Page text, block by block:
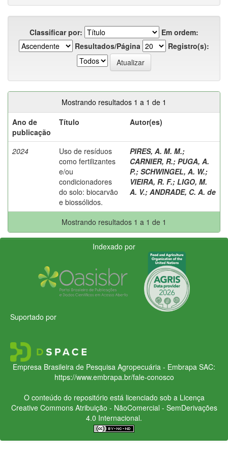
Classificar por:
Em ordem:
Resultados/Página
Registro(s):
Mostrando resultados 1 a 1 de 1
Ano de
publicação
Título Autor(es)
2024
Uso de resíduos
como fertilizantes
e/ou
condicionadores
do solo: biocarvão
e biossólidos.
PIRES, A. M. M.;
CARNIER, R.; PUGA, A.
P.; SCHWINGEL, A. W.;
VIEIRA, R. F.; LIGO, M.
A. V.; ANDRADE, C. A. de
Mostrando resultados 1 a 1 de 1
Indexado por
Suportado por
Empresa Brasileira de Pesquisa Agropecuária - Embrapa SAC:
https://www.embrapa.br/fale-conosco
O conteúdo do repositório está licenciado sob a Licença
Creative CommonsAtribuição - NãoComercial - SemDerivações
4.0 Internacional.